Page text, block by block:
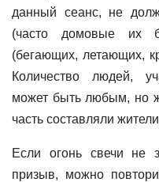
данный сеанс, не
(часто домовые их
(бегающих, летающих,
Количество людей,
может быть любым, но
часть составляли
Если огонь свечи не
призыв, можно